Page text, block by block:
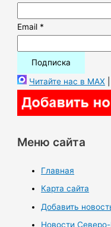
Email *
Читайте нас в MAX
Меню сайта
Главная
Карта сайта
Добавить
Новости Северо-